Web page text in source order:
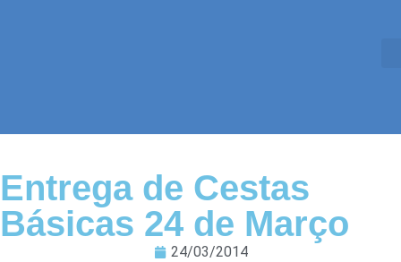
Entrega de Cestas
Básicas 24 de Março
24/03/2014